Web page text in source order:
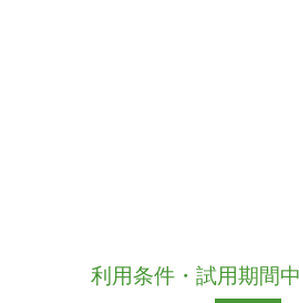
利用条件・試用期間